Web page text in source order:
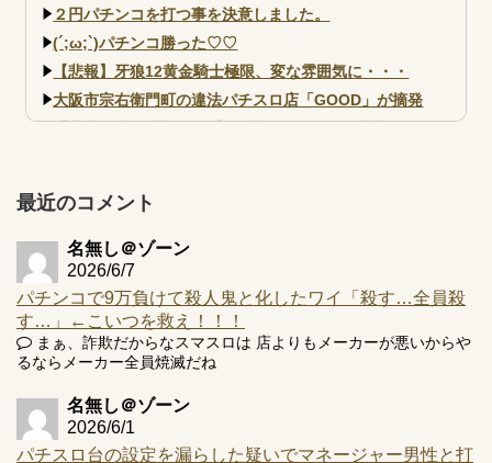
２円パチンコを打つ事を決意しました。
(´;ω;`)パチンコ勝った♡♡
【悲報】牙狼12黄金騎士極限、変な雰囲気に・・・
大阪市宗右衛門町の違法パチスロ店「GOOD」が摘発
プ報告あり！弱予告...
井の軽い絆？
Powered by livedoor 相互RSS
最近のコメント
名無し＠ゾーン
2026/6/7
パチンコで9万負けて殺人鬼と化したワイ「殺す…全員殺
す…」←こいつを救え！！！
まぁ、詐欺だからなスマスロは 店よりもメーカーが悪いからや
るならメーカー全員焼滅だね
名無し＠ゾーン
2026/6/1
パチスロ台の設定を漏らした疑いでマネージャー男性と打